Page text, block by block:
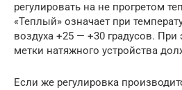
регулировать на не прогретом
«Теплый» означает при
воздуха +25 — +30 градусов. При
метки натяжного устройства
Если же регулировка